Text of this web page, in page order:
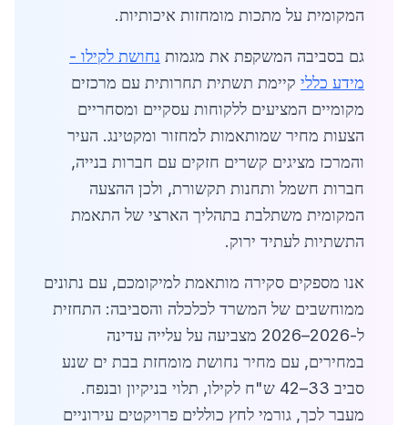
המקומית על מתכות מומחזות איכותיות.
גם בסביבה המשקפת את מגמות נחושת לקילו -
מידע כללי קיימת תשתית תחרותית עם מרכזים
מקומיים המציעים ללקוחות עסקיים ומסחריים
הצעות מחיר שמותאמות למחזור ומקטינג. העיר
והמרכז מציגים קשרים חזקים עם חברות בנייה,
חברות חשמל ותחנות תקשורת, ולכן ההצעה
המקומית משתלבת בתהליך הארצי של התאמת
התשתיות לעתיד ירוק.
אנו מספקים סקירה מותאמת למיקומכם, עם נתונים
ממוחשבים של המשרד לכלכלה והסביבה: התחזית
ל-2026–2026 מצביעה על עלייה עדינה
במחירים, עם מחיר נחושת מומחזת בבת ים שנע
סביב 33–42 ש"ח לקילו, תלוי בניקיון ובנפח.
מעבר לכך, גורמי לחץ כוללים פרויקטים עירוניים